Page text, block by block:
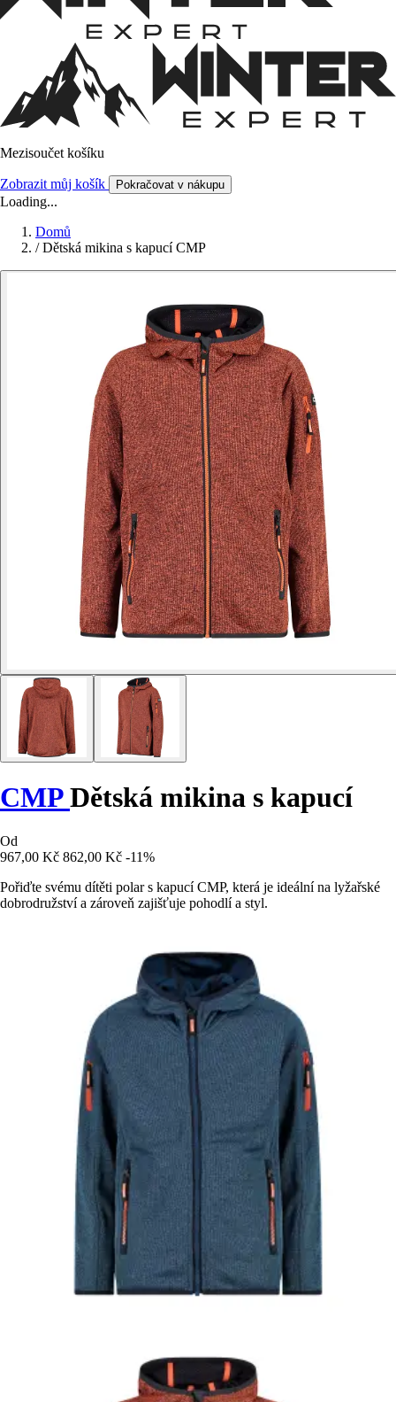
Mezisoučet košíku
Zobrazit můj košík Pokračovat v nákupu
Loading...
Domů
/ Dětská mikina s kapucí CMP
CMPDětská mikina s kapucí
Od
967,00 Kč 862,00 Kč -11%
Pořiďte svému dítěti polar s kapucí CMP, která je ideální na lyžařské
dobrodružství a zároveň zajišťuje pohodlí a styl.